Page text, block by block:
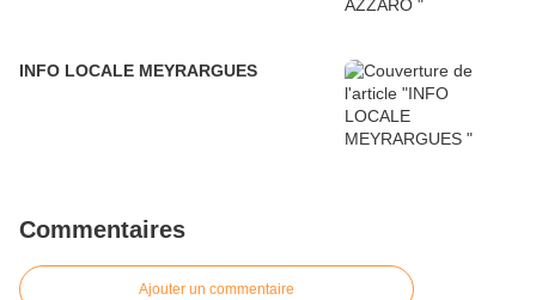
INFO LOCALE MEYRARGUES
Commentaires
Ajouter un commentaire